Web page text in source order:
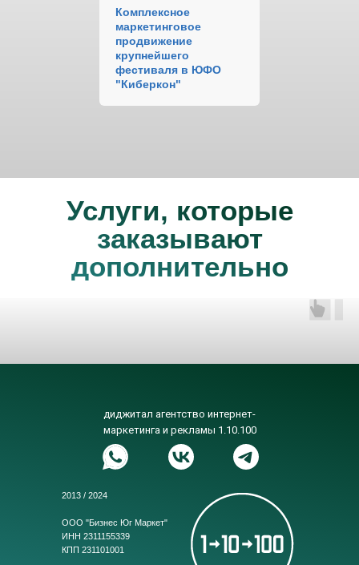
Комплексное
маркетинговое
продвижение
крупнейшего
фестиваля в ЮФО
"Киберкон"
Услуги, которые
заказывают
дополнительно
2013 / 2024
ООО "Бизнес Юг Маркет"
ИНН 2311155339
КПП 231101001
диджитал агентство интернет-
маркетинга и рекламы 1.10.100